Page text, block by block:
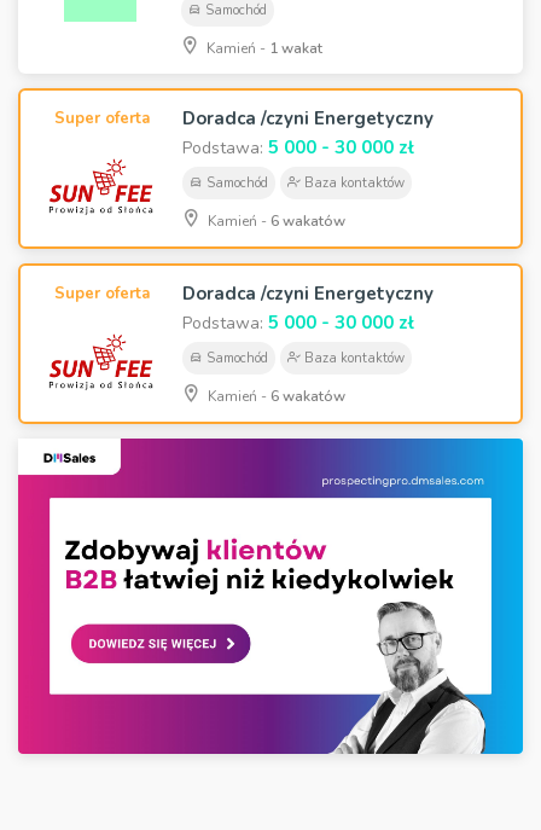
Samochód
Kamień - 1 wakat
Super oferta Doradca /czyni Energetyczny
Podstawa: 5 000 - 30 000 zł
Samochód Baza kontaktów
Kamień - 6 wakatów
Super oferta Doradca /czyni Energetyczny
Podstawa: 5 000 - 30 000 zł
Samochód Baza kontaktów
Kamień - 6 wakatów